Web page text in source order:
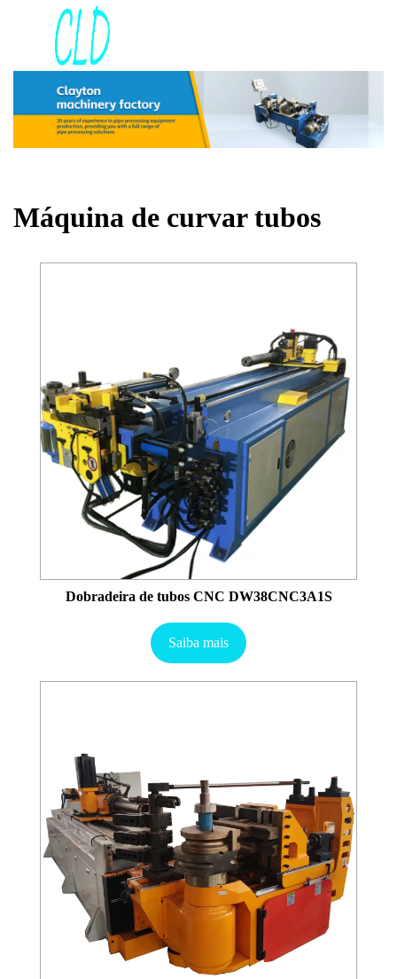
Máquina de curvar tubos
Dobradeira de tubos CNC DW38CNC3A1S
Saiba mais